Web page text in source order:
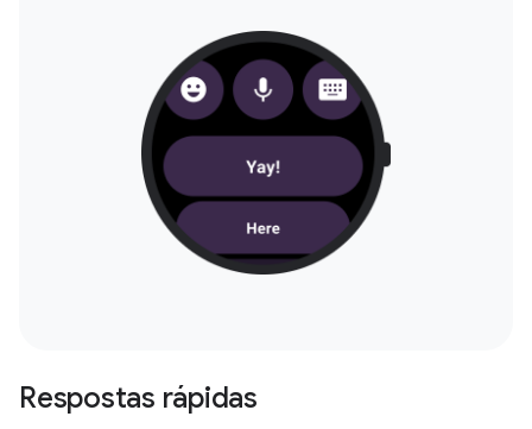
Respostas rápidas